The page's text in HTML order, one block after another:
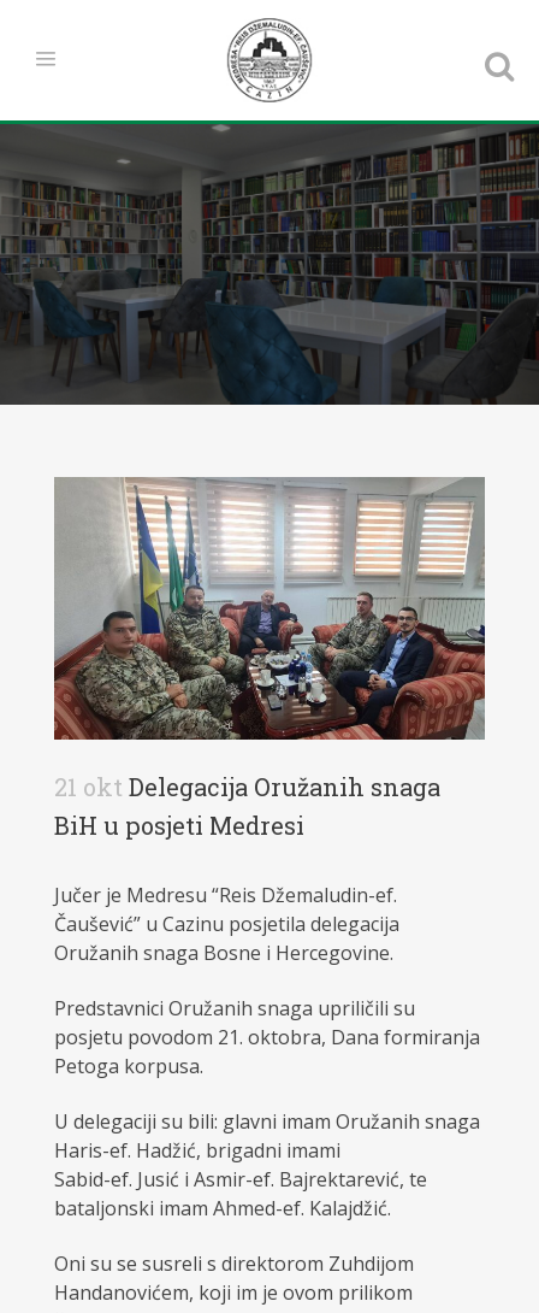
21 okt Delegacija Oružanih snaga
BiH u posjeti Medresi
Jučer je Medresu “Reis Džemaludin-ef.
Čaušević” u Cazinu posjetila delegacija
Oružanih snaga Bosne i Hercegovine.
Predstavnici Oružanih snaga upriličili su
posjetu povodom 21. oktobra, Dana formiranja
Petoga korpusa.
U delegaciji su bili: glavni imam Oružanih snaga
Haris-ef. Hadžić, brigadni imami
Sabid-ef. Jusić i Asmir-ef. Bajrektarević, te
bataljonski imam Ahmed-ef. Kalajdžić.
Oni su se susreli s direktorom Zuhdijom
Handanovićem, koji im je ovom prilikom